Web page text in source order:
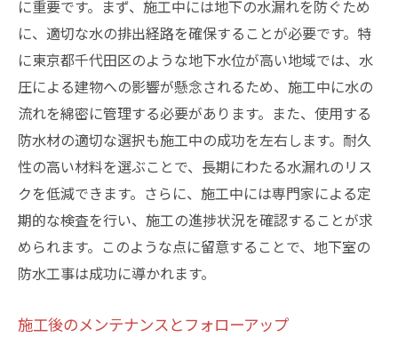
に重要です。まず、施工中には地下の水漏れを防ぐため
に、適切な水の排出経路を確保することが必要です。特
に東京都千代田区のような地下水位が高い地域では、水
圧による建物への影響が懸念されるため、施工中に水の
流れを綿密に管理する必要があります。また、使用する
防水材の適切な選択も施工中の成功を左右します。耐久
性の高い材料を選ぶことで、長期にわたる水漏れのリス
クを低減できます。さらに、施工中には専門家による定
期的な検査を行い、施工の進捗状況を確認することが求
められます。このような点に留意することで、地下室の
防水工事は成功に導かれます。
施工後のメンテナンスとフォローアップ